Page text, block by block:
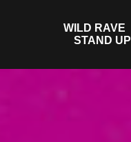
WILD RAVE
STAND UP